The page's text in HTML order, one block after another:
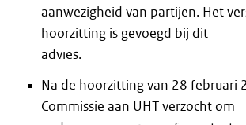
aanwezigheid van partijen. Het
hoorzitting is gevoegd bij dit
advies.
Na de hoorzitting van 28 februari
Commissie aan UHT verzocht om